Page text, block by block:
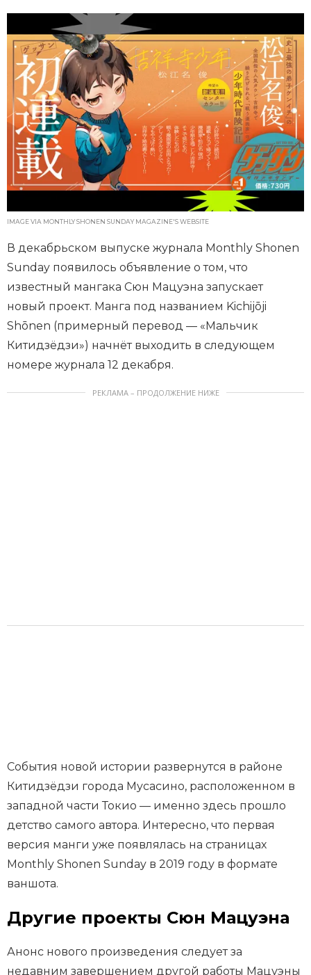
IMAGE VIA MONTHLY SHONEN SUNDAY MAGAZINE'S WEBSITE
В декабрьском выпуске журнала Monthly Shonen
Sunday появилось объявление о том, что
известный мангака Сюн Мацуэна запускает
новый проект. Манга под названием Kichijōji
Shōnen (примерный перевод — «Мальчик
Китидзёдзи») начнёт выходить в следующем
номере журнала 12 декабря.
РЕКЛАМА – ПРОДОЛЖЕНИЕ НИЖЕ
События новой истории развернутся в районе
Китидзёдзи города Мусасино, расположенном в
западной части Токио — именно здесь прошло
детство самого автора. Интересно, что первая
версия манги уже появлялась на страницах
Monthly Shonen Sunday в 2019 году в формате
ваншота.
Другие проекты Сюн Мацуэна
Анонс нового произведения следует за
недавним завершением другой работы Мацуэны